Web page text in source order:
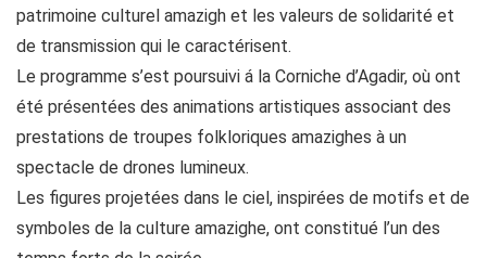
patrimoine culturel amazigh et les valeurs de solidarité et
de transmission qui le caractérisent.
Le programme s’est poursuivi á la Corniche d’Agadir, où ont
été présentées des animations artistiques associant des
prestations de troupes folkloriques amazighes à un
spectacle de drones lumineux.
Les figures projetées dans le ciel, inspirées de motifs et de
symboles de la culture amazighe, ont constitué l’un des